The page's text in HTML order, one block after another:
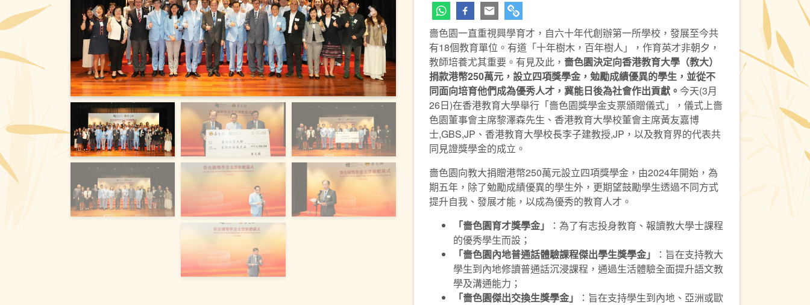
上一頁 下一頁
嗇色園一直重視興學育才，自六十年代創辦第一所學校，發展至今共
有18個教育單位。有道「十年樹木，百年樹人」，作育英才非朝夕，
教師培養尤其重要。有見及此， 嗇色園決定向香港教育大學（教大）
捐款港幣250萬元，設立四項獎學金，勉勵成績優異的學生，並從不
同面向培育他們成為優秀人才，冀能日後為社會作出貢獻。 今天(3月
26日)在香港教育大學舉行「嗇色園獎學金支票頒贈儀式」，儀式上嗇
色園董事會主席黎澤森先生、香港教育大學校董會主席黃友嘉博
士,GBS,JP、香港教育大學校長李子建教授,JP，以及教育界的代表共
同見證獎學金的成立。
嗇色園向教大捐贈港幣250萬元設立四項獎學金，由2024年開始，為
期五年，除了勉勵成績優異的學生外，更期望鼓勵學生透過不同方式
提升自我、發展才能，以成為優秀的教育人才。
「嗇色園育才獎學金」
：為了有志投身教育、報讀教大學士課程
的優秀學生而設；
「嗇色園內地普通話體驗課程傑出學生獎學金」
：旨在支持教大
學生到內地修讀普通話沉浸課程，通過生活體驗全面提升語文教
學及溝通能力；
「嗇色園傑出交換生獎學金」
：旨在支持學生到內地、亞洲或歐